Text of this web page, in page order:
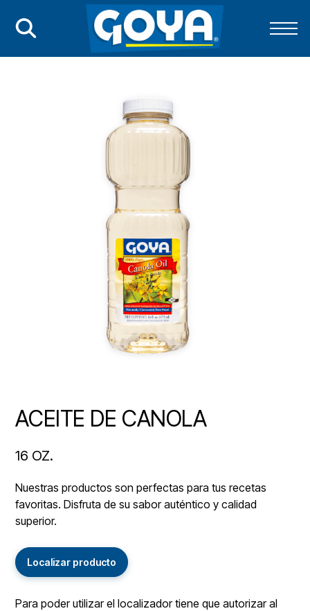
ACEITE DE CANOLA
16 OZ.
Nuestras productos son perfectas para tus recetas
favoritas. Disfruta de su sabor auténtico y calidad
superior.
Localizar producto
Para poder utilizar el localizador tiene que autorizar al